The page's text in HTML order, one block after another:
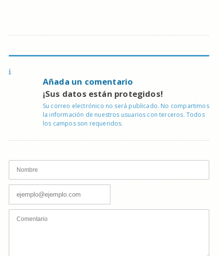
Añada un comentario
¡Sus datos están protegidos!
Su correo electrónico no será publicado. No compartimos
la información de nuestros usuarios con terceros. Todos
los campos son requeridos.